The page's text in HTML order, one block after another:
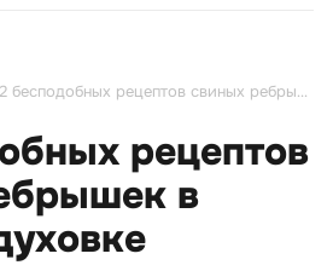
12 бесподобных рецептов свиных ребрышек в рукаве в духовке
рецептов
в